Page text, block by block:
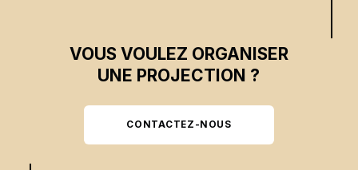
VOUS VOULEZ ORGANISER
UNE PROJECTION ?
CONTACTEZ-NOUS